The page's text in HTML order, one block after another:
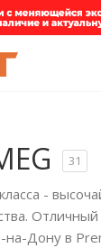
31
-
на-Дону в